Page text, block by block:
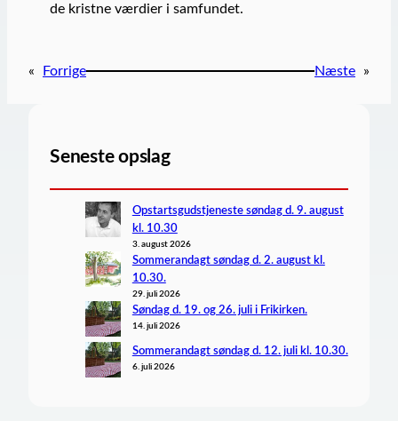
de kristne værdier i samfundet.
« Forrige Næste »
Seneste opslag
Opstartsgudstjeneste søndag d. 9. august
kl. 10.30
3. august 2026
Sommerandagt søndag d. 2. august kl.
10.30.
29. juli 2026
Søndag d. 19. og 26. juli i Frikirken.
14. juli 2026
Sommerandagt søndag d. 12. juli kl. 10.30.
6. juli 2026